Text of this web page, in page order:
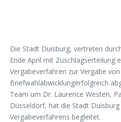
Die Stadt Duisburg, vertreten
Ende April mit Zuschlagserteilung
Vergabeverfahren zur Vergabe
Briefwahlabwicklungerfolgreich
Team um Dr. Laurence Westen,
Düsseldorf, hat die Stadt
Vergabeverfahrens begleitet.